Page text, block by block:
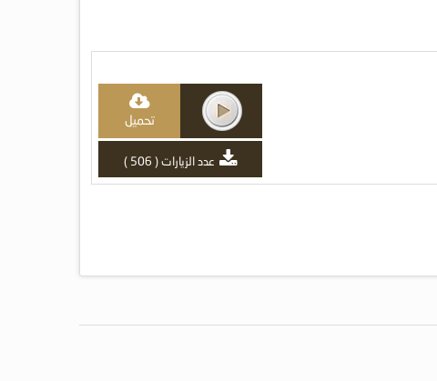
تحميل
عدد الزيارات ( 506 )